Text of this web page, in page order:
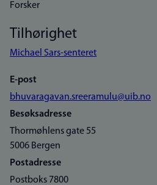
Forsker
Tilhørighet
Michael Sars-senteret
E-post
bhuvaragavan.sreeramulu@uib.no
Besøksadresse
Thormøhlens gate 55
5006 Bergen
Postadresse
Postboks 7800